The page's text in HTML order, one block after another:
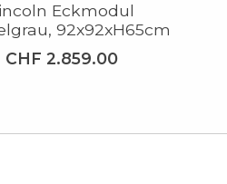
Eckmodul
92x92xH65cm
CHF 2.859.00